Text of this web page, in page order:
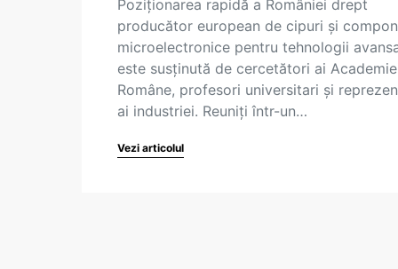
Poziționarea rapidă a României drept
producător european de cipuri și
microelectronice pentru tehnologii
este susținută de cercetători ai
Române, profesori universitari și
ai industriei. Reuniți într-un…
Vezi articolul